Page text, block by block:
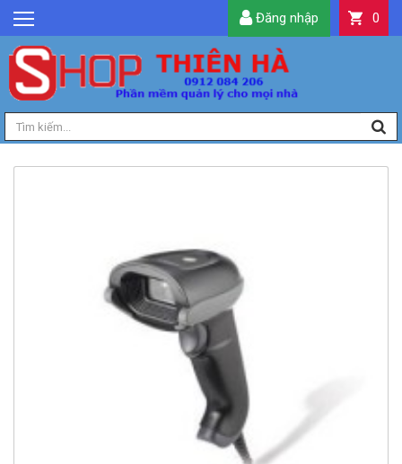
GIỚI THIỆU
TIN TỨC
SẢN PHẨM
DỊCH VỤ
0
Đăng nhập